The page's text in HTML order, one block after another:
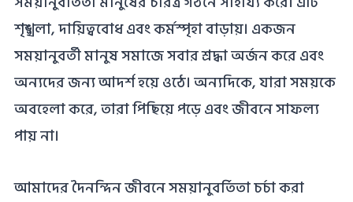
শৃঙ্খলা, দায়িত্ববোধ এবং কর্মস্পৃহা বাড়ায়। একজন
সময়ানুবর্তী মানুষ সমাজে সবার শ্রদ্ধা অর্জন করে এবং
অন্যদের জন্য আদর্শ হয়ে ওঠে। অন্যদিকে, যারা সময়কে
অবহেলা করে, তারা পিছিয়ে পড়ে এবং জীবনে সাফল্য
পায় না।
আমাদের দৈনন্দিন জীবনে সময়ানুবর্তিতা চর্চা করা